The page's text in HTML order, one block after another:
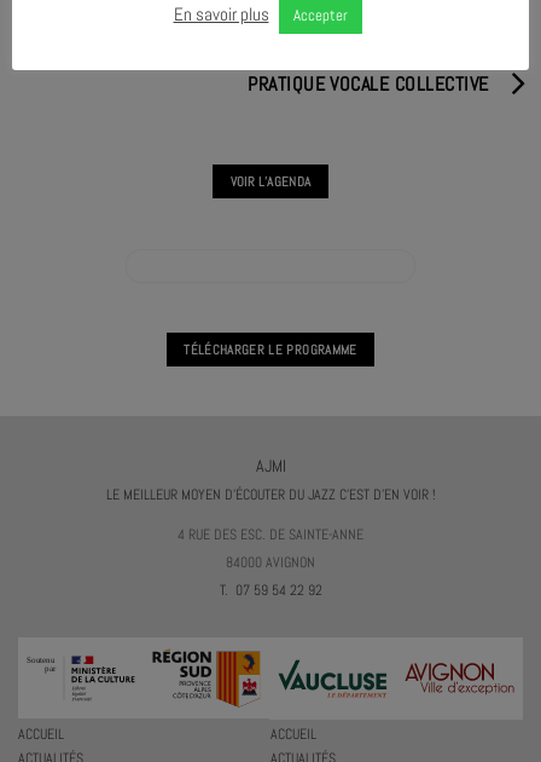
PRATIQUE VOCALE COLLECTIVE
PRATIQUE VOCALE COLLECTIVE
VOIR L'AGENDA
TÉLÉCHARGER LE PROGRAMME
AJMI
LE MEILLEUR MOYEN D'ÉCOUTER DU JAZZ C'EST D'EN VOIR !
4 RUE DES ESC. DE SAINTE-ANNE
84000 AVIGNON
T. 07 59 54 22 92
ACCUEIL
ACCUEIL
En savoir plus Accepter